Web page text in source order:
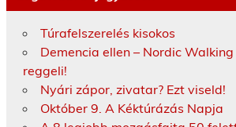
Túrafelszerelés kisokos
Demencia ellen – Nordic
reggeli!
Nyári zápor, zivatar? Ezt viseld!
Október 9. A Kéktúrázás Napja